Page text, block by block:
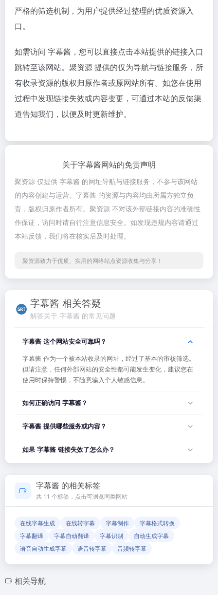
严格的筛选机制，为用户提供经过整理的优质资源入
口。
如需访问 字幕酱，您可以直接点击本站提供的链接入口
跳转至该网站。聚资源 提供的仅为导航与链接服务，所
有收录资源的版权归原作者或原网站所有。如您在使用
过程中发现链接失效或内容变更，可通过本站的反馈渠
道告知我们，以便及时更新维护。
关于字幕酱网站的免责声明
聚资源 仅提供 字幕酱 的网址导航与链接服务，不参与该网站
的内容创建与运营。字幕酱 的资源与内容均由所属方独立负
责，版权归原作者所有。聚资源 不对该外部链接内容的准确性
作保证，访问时请自行注意信息安全。如发现违规内容请通过
本站反馈，我们将在核实后及时处理。
聚资源致力于优质、实用的网络站点资源收集与分享！
字幕酱 相关答疑
解答关于 字幕酱 的常见问题
字幕酱 这个网站安全可靠吗？
字幕酱 作为一个被本站收录的网址，经过了基本的审核筛选。
但请注意，任何外部网站的安全性都可能发生变化，建议您在
使用时保持警惕，不随意输入个人敏感信息。
如何正确访问 字幕酱？
者在浏览器地址栏输入正确的网址。如果遇到无法访问的情
试。
字幕酱 提供哪些服务或内容？
平台，致力于帮助用户发现和整理优质网站资源，具体网站的
内容与服务由该网站运营方负责。
如果 字幕酱 链接失效了怎么办？
如果发现链接无法打开或内容已变更，您可以使用页面上的
确保导航链接的准确性和有效性。
字幕酱 的相关标签
共 11 个标签，点击可浏览同类网站
在线字幕生成 在线转字幕 字幕制作
字幕格式转换
字幕翻译
字幕自动翻译 字幕识别
自动生成字幕
语音自动生成字幕
语音转字幕 音频转字幕
相关导航